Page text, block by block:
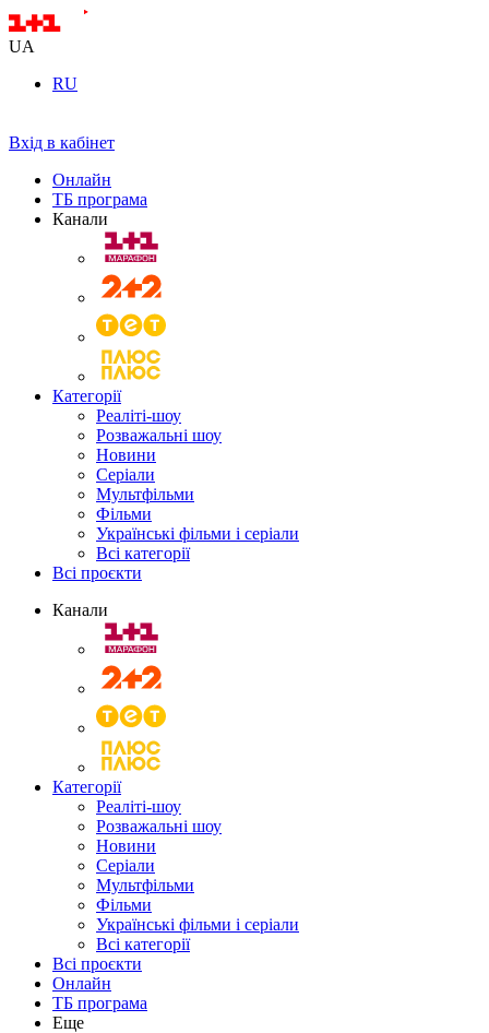
UA
RU
Вхід в кабінет
Онлайн
ТБ програма
Канали
Категорії
Реаліті-шоу
Розважальні шоу
Новини
Серіали
Мультфільми
Фільми
Українські фільми і серіали
Всі категорії
Всі проєкти
Канали
Категорії
Реаліті-шоу
Розважальні шоу
Новини
Серіали
Мультфільми
Фільми
Українські фільми і серіали
Всі категорії
Всі проєкти
Онлайн
ТБ програма
Еще